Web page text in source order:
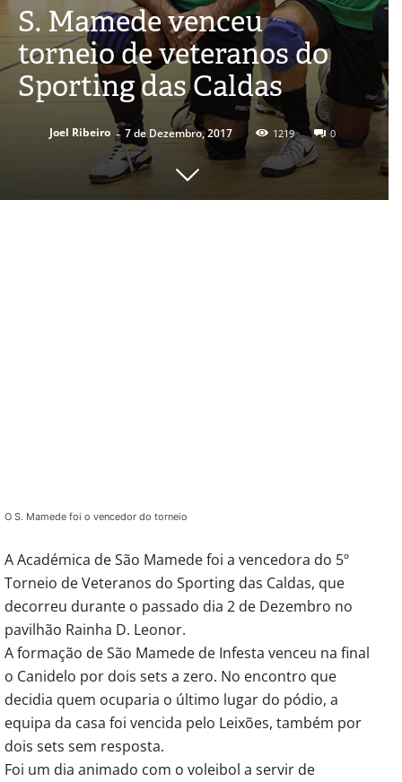
S. Mamede venceu
torneio de veteranos do
Sporting das Caldas
Joel Ribeiro - 7 de Dezembro, 2017 1219 0
O S. Mamede foi o vencedor do torneio
A Académica de São Mamede foi a vencedora do 5º
Torneio de Veteranos do Sporting das Caldas, que
decorreu durante o passado dia 2 de Dezembro no
pavilhão Rainha D. Leonor.
A formação de São Mamede de Infesta venceu na final
o Canidelo por dois sets a zero. No encontro que
decidia quem ocuparia o último lugar do pódio, a
equipa da casa foi vencida pelo Leixões, também por
dois sets sem resposta.
Foi um dia animado com o voleibol a servir de